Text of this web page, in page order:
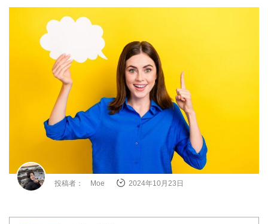
投稿者： Moe 2024年10月23日